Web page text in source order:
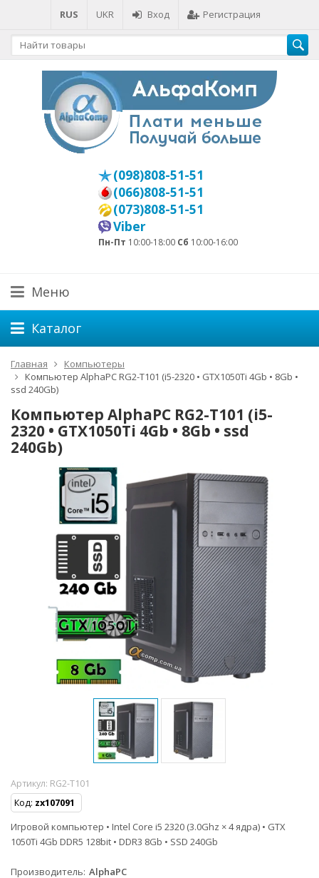
RUS UKR Вход Регистрация
(098)808-51-51
(066)808-51-51
(073)808-51-51
Viber
Пн-Пт 10:00-18:00 Сб 10:00-16:00
Меню
Каталог
Главная
Компьютеры
Компьютер AlphaPC RG2-T101 (i5-2320 • GTX1050Ti 4Gb • 8Gb •
ssd 240Gb)
Компьютер AlphaPC RG2-T101 (i5-
2320 • GTX1050Ti 4Gb • 8Gb • ssd
240Gb)
Артикул: RG2-T101
Код: zx107091
Игровой компьютер • Intel Core i5 2320 (3.0Ghz × 4 ядра) • GTX
1050Ti 4Gb DDR5 128bit • DDR3 8Gb • SSD 240Gb
Производитель AlphaPC